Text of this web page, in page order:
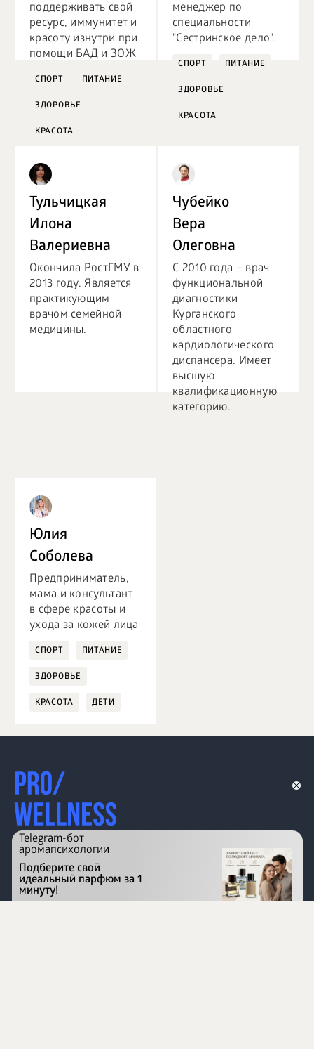
поддерживать свой
ресурс, иммунитет и
красоту изнутри при
помощи БАД и ЗОЖ
СПОРТ ПИТАНИЕ
ЗДОРОВЬЕ
КРАСОТА
ДЕТИ
менеджер по
специальности
"Сестринское дело".
СПОРТ ПИТАНИЕ
ЗДОРОВЬЕ
КРАСОТА
Тульчицкая
Илона
Валериевна
Окончила РостГМУ в
2013 году. Является
практикующим
врачом семейной
медицины.
Чубейко
Вера
Олеговна
С 2010 года – врач
функциональной
диагностики
Курганского
областного
кардиологического
диспансера. Имеет
высшую
квалификационную
категорию.
Юлия
Соболева
Предприниматель,
мама и консультант
в сфере красоты и
ухода за кожей лица
СПОРТ ПИТАНИЕ
ЗДОРОВЬЕ
КРАСОТА ДЕТИ
Перейти на сайт
Telegram-бот
аромапсихологии
Подберите свой
идеальный парфюм за 1
минуту!